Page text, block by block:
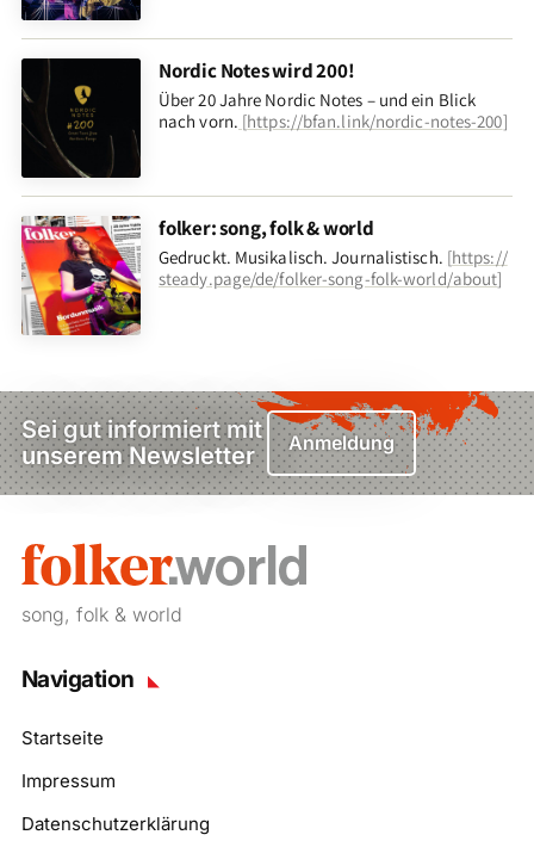
Nordic Notes wird 200!
Über 20 Jahre Nordic Notes – und ein Blick
nach vorn. [https://bfan.link/nordic-notes-200]
folker: song, folk & world
Gedruckt. Musikalisch. Journalistisch. [https://
steady.page/de/folker-song-folk-world/about]
Sei gut informiert mit
unserem Newsletter
Anmeldung
song, folk & world
Navigation
Startseite
Impressum
Datenschutzerklärung